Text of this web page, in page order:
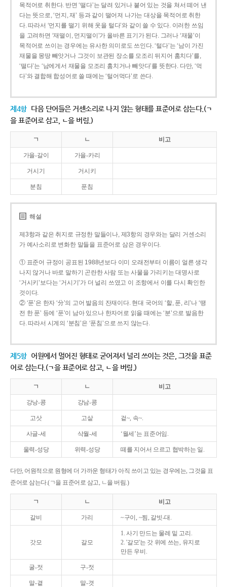
목적어로 취한다. 반면 ‘떨다’는 달려 있거나 붙어 있는 것을 쳐서 떼어 낸
다는 뜻으로, ‘먼지, 재’ 등과 같이 떨어져 나가는 대상을 목적어로 취한
다. 따라서 ‘먼지를 떨기 위해 옷을 털다’와 같이 쓸 수 있다. 이러한 쓰임
을 고려하면 ‘재떨이, 먼지떨이’가 올바른 표기가 된다. 그러나 ‘재물’이
목적어로 쓰이는 경우에는 유사한 의미로도 쓰인다. ‘털다’는 ‘남이 가진
재물을 몽땅 빼앗거나 그것이 보관된 장소를 모조리 뒤지어 훔치다’를,
‘떨다’는 ‘남에게서 재물을 모조리 훔치거나 빼앗다’를 뜻한다. 다만, ‘먹
다’와 결합해 합성어로 쓸 때에는 ‘털어먹다’로 쓴다.
제4항 다음 단어들은 거센소리로 나지 않는 형태를 표준어로 삼는다.(ㄱ
을 표준어로 삼고, ㄴ을 버림.)
ㄱ ㄴ 비고
가을-갈이 가을-카리
거시기 거시키
분침 푼침
해설
제3항과 같은 취지로 규정한 말들이나, 제3항의 경우와는 달리 거센소리
가 예사소리로 변화한 말들을 표준어로 삼은 경우이다.
① 표준어 규정이 공표된 1988년보다 이미 오래전부터 이름이 얼른 생각
나지 않거나 바로 말하기 곤란한 사람 또는 사물을 가리키는 대명사로
‘거시키’보다는 ‘거시기’가 더 널리 쓰였고 이 조항에서 이를 다시 확인한
것이다.
② ‘푼’은 한자 ‘分’의 고어 발음의 잔재이다. 현대 국어의 ‘할, 푼, 리’나 ‘땡
전 한 푼’ 등에 ‘푼’이 남아 있으나 한자어로 읽을 때에는 ‘분’으로 발음한
다. 따라서 시계의 ‘분침’은 ‘푼침’으로 쓰지 않는다.
제5항 어원에서 멀어진 형태로 굳어져서 널리 쓰이는 것은, 그것을 표준
어로 삼는다.(ㄱ을 표준어로 삼고, ㄴ을 버림.)
ㄱ ㄴ 비고
강낭-콩 강남-콩
고삿 고샅 겉~, 속~.
사글-세 삭월-세 ‘월세’는 표준어임.
울력-성당 위력-성당 떼를 지어서 으르고 협박하는 일.
다만, 어원적으로 원형에 더 가까운 형태가 아직 쓰이고 있는 경우에는, 그것을 표
준어로 삼는다.(ㄱ을 표준어로 삼고, ㄴ을 버림.)
ㄱ ㄴ 비고
갈비 가리 ~구이, ~찜, 갈빗-대.
갓모 갈모
1. 사기 만드는 물레 밑 고리.
2. '갈모'는 갓 위에 쓰는, 유지로
만든 우비.
굴-젓 구-젓
말-곁 말-겻